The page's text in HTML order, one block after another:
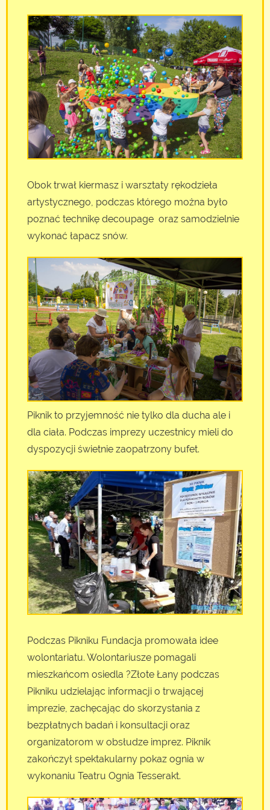
Obok trwał kiermasz i warsztaty rękodzieła
artystycznego, podczas którego można było
poznać technikę decoupage oraz samodzielnie
wykonać łapacz snów.
Piknik to przyjemność nie tylko dla ducha ale i
dla ciała. Podczas imprezy uczestnicy mieli do
dyspozycji świetnie zaopatrzony bufet.
Podczas Pikniku Fundacja promowała idee
wolontariatu. Wolontariusze pomagali
mieszkańcom osiedla ?Złote Łany podczas
Pikniku udzielając informacji o trwającej
imprezie, zachęcając do skorzystania z
bezpłatnych badań i konsultacji oraz
organizatorom w obsłudze imprez. Piknik
zakończył spektakularny pokaz ognia w
wykonaniu Teatru Ognia Tesserakt.